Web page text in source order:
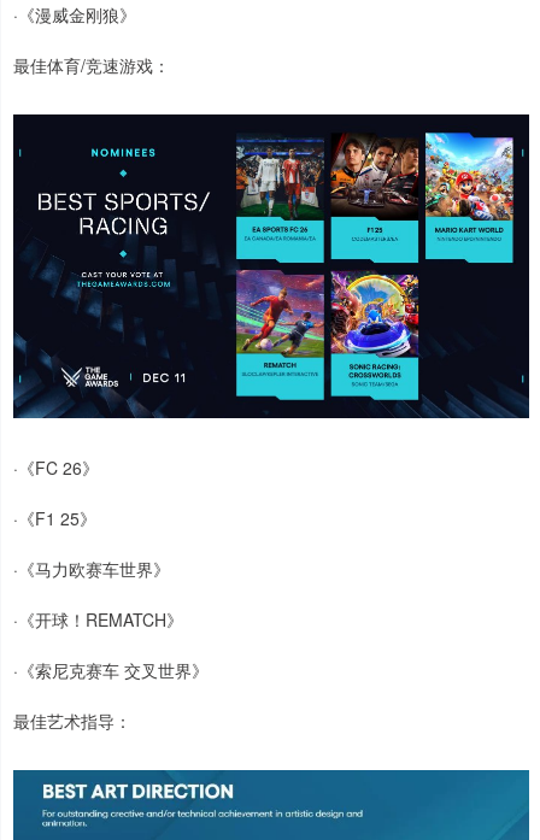
·《漫威金刚狼》
最佳体育/竞速游戏：
·《FC 26》
·《F1 25》
·《马力欧赛车世界》
·《开球！REMATCH》
·《索尼克赛车 交叉世界》
最佳艺术指导：